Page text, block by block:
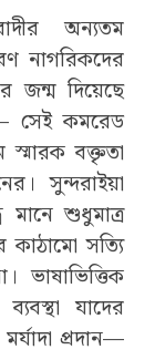
অন্যতম
নাগরিকদের
জন্ম দিয়েছে
সেই কমরেড
স্মারক বক্তৃতা
সুন্দরাইয়া
শুধুমাত্র
কাঠামো সত্যি
ভাষাভিত্তিক
যাদের
প্রদান—